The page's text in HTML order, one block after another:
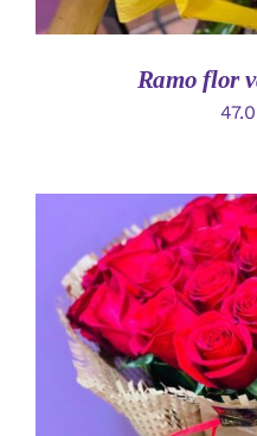
Ramo flor
AÑADIR AL